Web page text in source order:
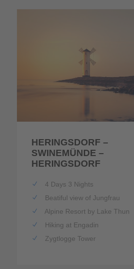
HERINGSDORF –
SWINEMÜNDE –
HERINGSDORF
4 Days 3 Nights
Beatiful view of Jungfrau
Alpine Resort by Lake Thun
Hiking at Engadin
Zygtlogge Tower